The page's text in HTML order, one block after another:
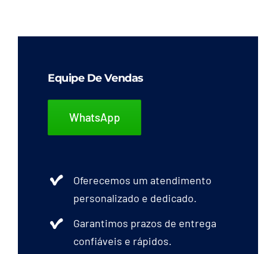
Equipe De Vendas
WhatsApp
Oferecemos um atendimento
personalizado e dedicado.
Garantimos prazos de entrega
confiáveis e rápidos.